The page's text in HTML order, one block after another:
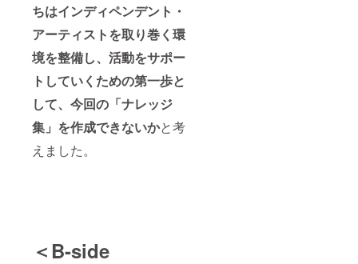
ちはインディペンデント・
アーティストを取り巻く環
境を整備し、活動をサポー
トしていくための第一歩と
して、今回の「ナレッジ
集」を作成できないかと考
えました。
＜B-side